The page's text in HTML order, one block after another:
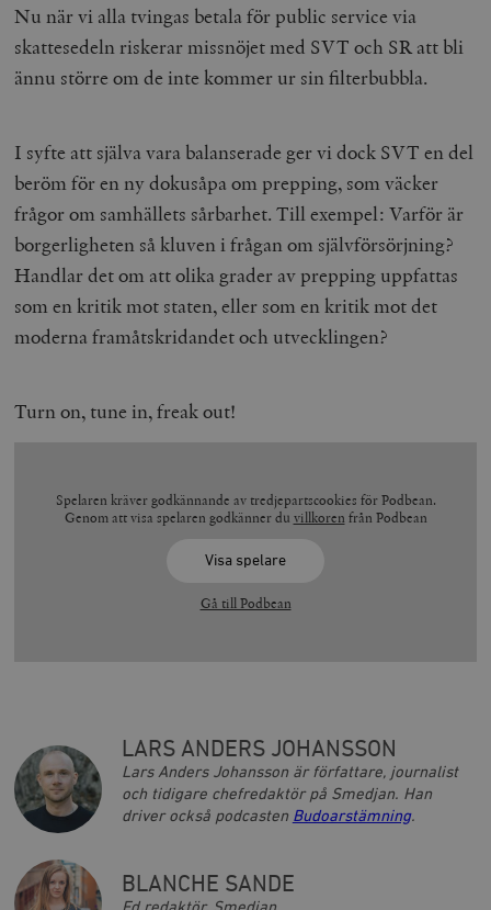
Nu när vi alla tvingas betala för public service via
skattesedeln riskerar missnöjet med SVT och SR att bli
ännu större om de inte kommer ur sin filterbubbla.
I syfte att själva vara balanserade ger vi dock SVT en del
beröm för en ny dokusåpa om prepping, som väcker
frågor om samhällets sårbarhet. Till exempel: Varför är
borgerligheten så kluven i frågan om självförsörjning?
Handlar det om att olika grader av prepping uppfattas
som en kritik mot staten, eller som en kritik mot det
moderna framåtskridandet och utvecklingen?
Turn on, tune in, freak out!
Spelaren kräver godkännande av tredjepartscookies för Podbean.
Genom att visa spelaren godkänner du villkoren från Podbean
Visa spelare
Gå till Podbean
LARS ANDERS JOHANSSON
Lars Anders Johansson är författare, journalist
och tidigare chefredaktör på Smedjan. Han
driver också podcasten Budoarstämning.
BLANCHE SANDE